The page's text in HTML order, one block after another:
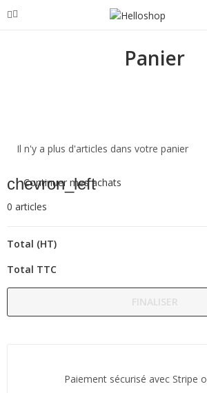
Panier
Il n'y a plus d'articles dans votre panier
chevron_left
Continuer mes achats
0 articles
Total (HT)
Total TTC
FINALISER
Paiement sécurisé avec Stripe